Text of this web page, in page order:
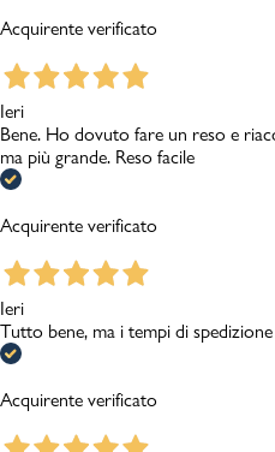
Acquirente verificato
Ieri
Bene. Ho dovuto fare un reso e
ma più grande. Reso facile
Acquirente verificato
Ieri
Tutto bene, ma i tempi di
Acquirente verificato